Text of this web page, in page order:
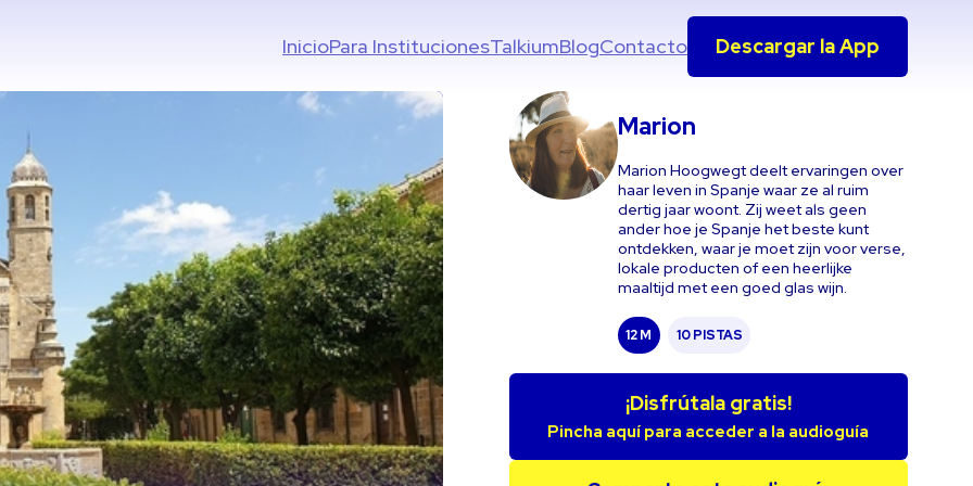
InicioPara InstitucionesTalkiumBlogContacto Descargar la App
Marion
Marion Hoogwegt deelt ervaringen over
haar leven in Spanje waar ze al ruim
dertig jaar woont. Zij weet als geen
ander hoe je Spanje het beste kunt
ontdekken, waar je moet zijn voor verse,
lokale producten of een heerlijke
maaltijd met een goed glas wijn.
12 M 10 PISTAS
¡Disfrútala gratis!
Pincha aquí para acceder a la audioguía